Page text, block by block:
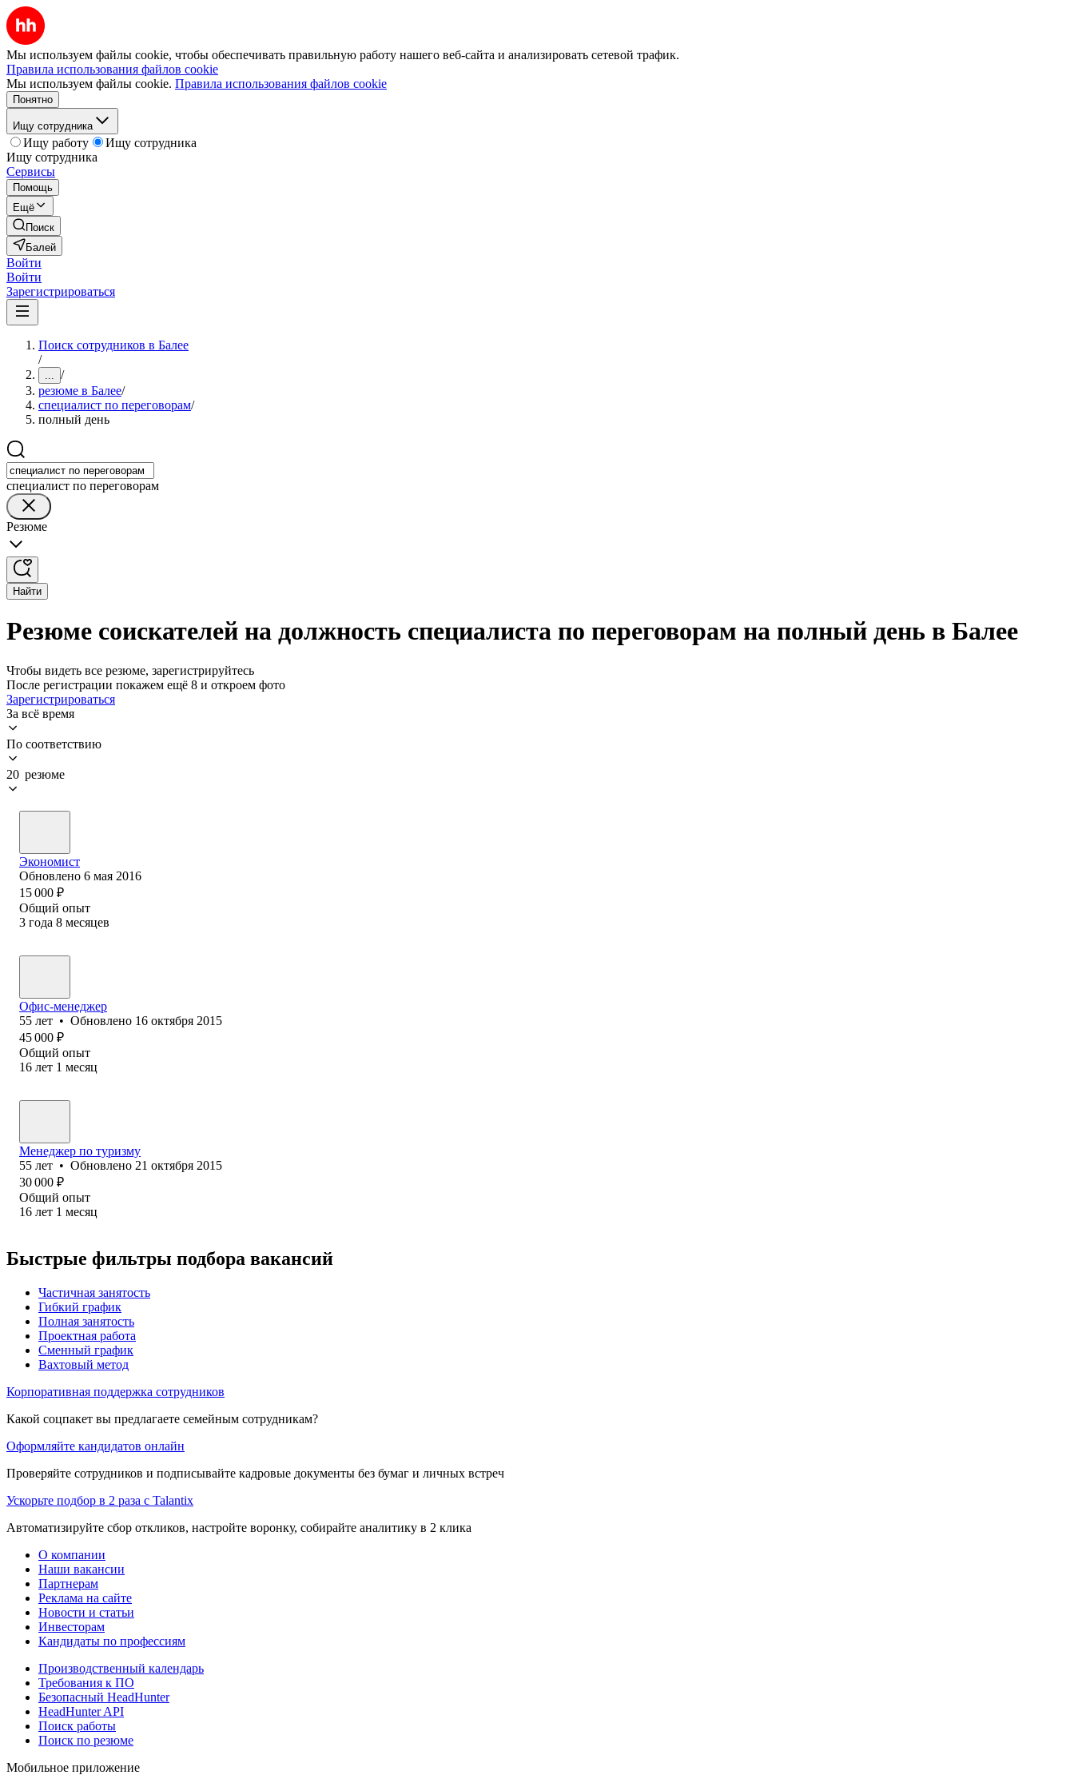
Мы используем файлы cookie, чтобы обеспечивать правильную работу нашего веб-сайта и анализировать сетевой трафик.
Правила использования файлов cookie
Мы используем файлы cookie. Правила использования файлов cookie
Понятно
Ищу сотрудника
Ищу работу
Ищу сотрудника
Ищу сотрудника
Сервисы
Помощь
Ещё
Поиск
Балей
Войти
Войти
Зарегистрироваться
Поиск сотрудников в Балее
/
... /
резюме в Балее/
специалист по переговорам/
полный день
специалист по переговорам
Резюме
Найти
Резюме соискателей на должность специалиста по переговорам на полный день в Балее
Чтобы видеть все резюме, зарегистрируйтесь
После регистрации покажем ещё 8 и откроем фото
Зарегистрироваться
За всё время
По соответствию
20 резюме
Экономист
Обновлено 6 мая 2016
15 000 ₽
Общий опыт
3 года 8 месяцев
Офис-менеджер
55 лет • Обновлено 16 октября 2015
45 000 ₽
Общий опыт
16 лет 1 месяц
Менеджер по туризму
55 лет • Обновлено 21 октября 2015
30 000 ₽
Общий опыт
16 лет 1 месяц
Быстрые фильтры подбора вакансий
Частичная занятость
Гибкий график
Полная занятость
Проектная работа
Сменный график
Вахтовый метод
Корпоративная поддержка сотрудников
Какой соцпакет вы предлагаете семейным сотрудникам?
Оформляйте кандидатов онлайн
Проверяйте сотрудников и подписывайте кадровые документы без бумаг и личных встреч
Ускорьте подбор в 2 раза с Talantix
Автоматизируйте сбор откликов, настройте воронку, собирайте аналитику в 2 клика
О компании
Наши вакансии
Партнерам
Реклама на сайте
Новости и статьи
Инвесторам
Кандидаты по профессиям
Производственный календарь
Требования к ПО
Безопасный HeadHunter
HeadHunter API
Поиск работы
Поиск по резюме
Мобильное приложение